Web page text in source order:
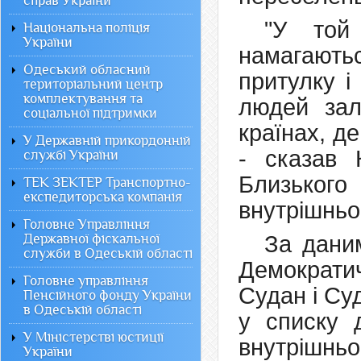
"У той
притулку
людей
країнах,
- сказав
За
Судан і
у списку
Національна поліція
України
Одеський обласний
територіальний центр
комплектування та
соціальної підтримки
У Державній прикордонній
службі України
ТЕК ЗЕКТЕР Транспортно-
експедиторська компанія
Головне Управління
Державної фіскальної
служби в Одеській області
Головне управління
Пенсійного фонду України
в Одеській області
У Міністерстві юстиції
України